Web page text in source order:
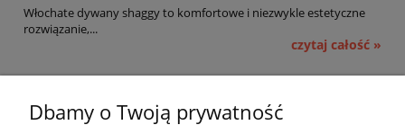
Włochate dywany shaggy to komfortowe i niezwykle estetyczne
rozwiązanie,...
czytaj całość »
Dbamy o Twoją prywatność